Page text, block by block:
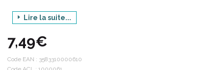
Gamme : COMPLÉMENT ALIMENTAIRE
Produit : ULTRA PROTECT ATB
PROBIOTIQUE
Lire la suite...
7,49€
Code EAN : 3583310000610